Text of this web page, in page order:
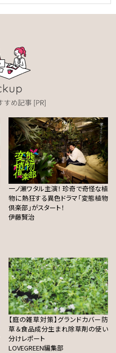
一ノ瀬ワタル主演！ 珍奇で奇怪な植
物に熱狂する異色ドラマ「変態植物
倶楽部」がスタート！
伊藤賢治
【庭の雑草対策】グランドカバー防
草＆食品成分生まれ除草剤の使い
分けレポート
LOVEGREEN編集部